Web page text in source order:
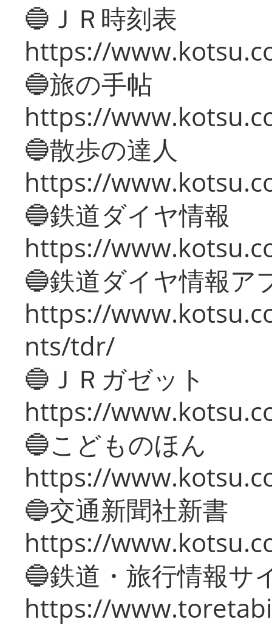
🔵ＪＲ時刻表
https://
🔵旅の手帖
https://
🔵散歩の達人
https://
🔵鉄道ダイヤ情報
https://
🔵鉄道ダイヤ情報ア
https://
nts/tdr/
🔵ＪＲガゼット
https://
🔵こどものほん
https://
🔵交通新聞社新書
https://
🔵鉄道・旅行情報サ
https://